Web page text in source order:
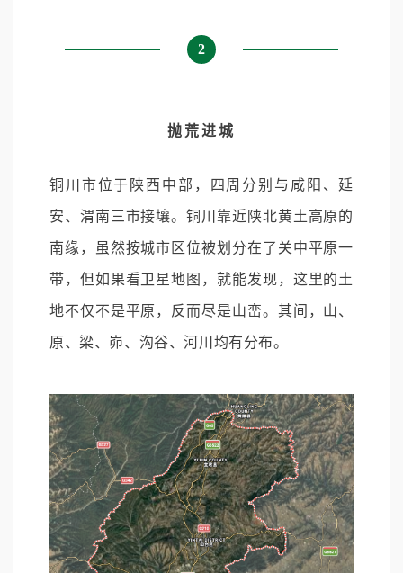
2
抛荒进城
铜川市位于陕西中部，四周分别与咸阳、延
安、渭南三市接壤。铜川靠近陕北黄土高原的
南缘，虽然按城市区位被划分在了关中平原一
带，但如果看卫星地图，就能发现，这里的土
地不仅不是平原，反而尽是山峦。其间，山、
原、梁、峁、沟谷、河川均有分布。